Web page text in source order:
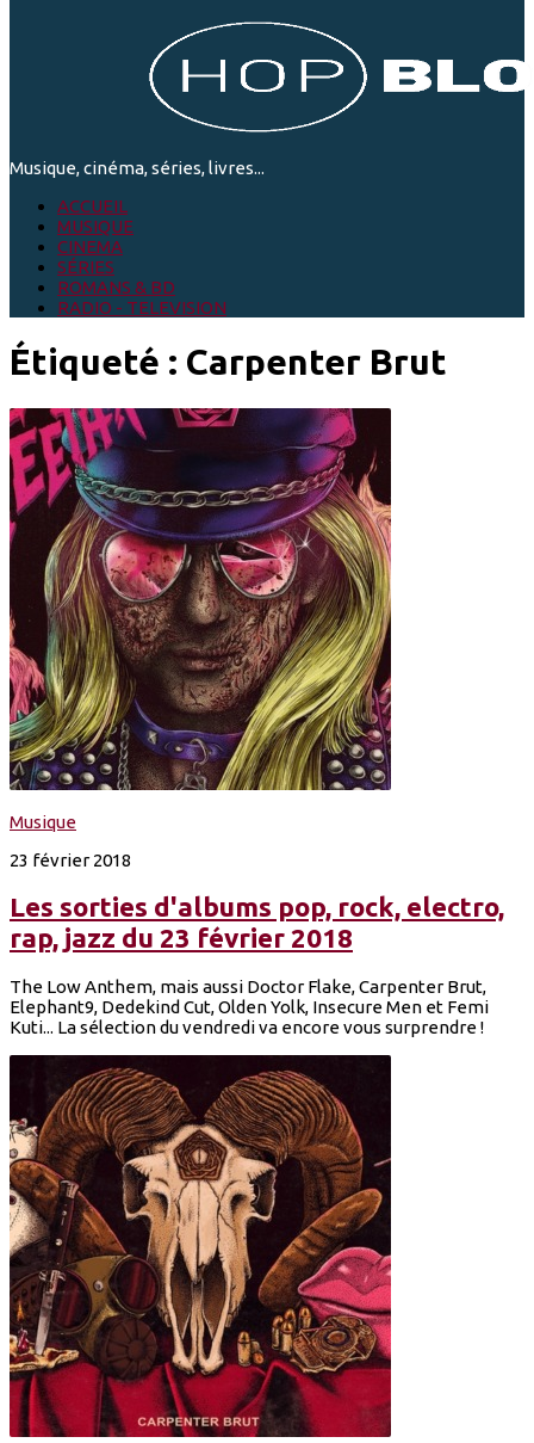
Musique, cinéma, séries, livres...
ACCUEIL
MUSIQUE
CINEMA
SÉRIES
ROMANS & BD
RADIO - TELEVISION
Étiqueté : Carpenter Brut
Musique
23 février 2018
Les sorties d'albums pop, rock, electro,
rap, jazz du 23 février 2018
The Low Anthem, mais aussi Doctor Flake, Carpenter Brut,
Elephant9, Dedekind Cut, Olden Yolk, Insecure Men et Femi
Kuti... La sélection du vendredi va encore vous surprendre !